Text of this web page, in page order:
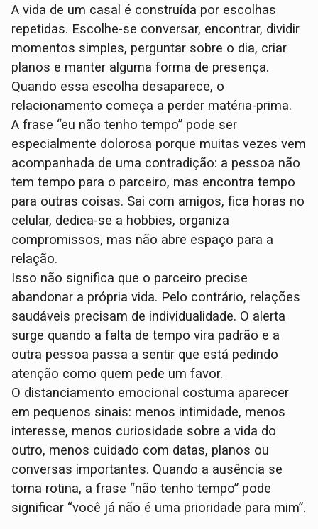
A vida de um casal é construída por escolhas
repetidas. Escolhe-se conversar, encontrar, dividir
momentos simples, perguntar sobre o dia, criar
planos e manter alguma forma de presença.
Quando essa escolha desaparece, o
relacionamento começa a perder matéria-prima.
A frase “eu não tenho tempo” pode ser
especialmente dolorosa porque muitas vezes vem
acompanhada de uma contradição: a pessoa não
tem tempo para o parceiro, mas encontra tempo
para outras coisas. Sai com amigos, fica horas no
celular, dedica-se a hobbies, organiza
compromissos, mas não abre espaço para a
relação.
Isso não significa que o parceiro precise
abandonar a própria vida. Pelo contrário, relações
saudáveis precisam de individualidade. O alerta
surge quando a falta de tempo vira padrão e a
outra pessoa passa a sentir que está pedindo
atenção como quem pede um favor.
O distanciamento emocional costuma aparecer
em pequenos sinais: menos intimidade, menos
interesse, menos curiosidade sobre a vida do
outro, menos cuidado com datas, planos ou
conversas importantes. Quando a ausência se
torna rotina, a frase “não tenho tempo” pode
significar “você já não é uma prioridade para mim”.